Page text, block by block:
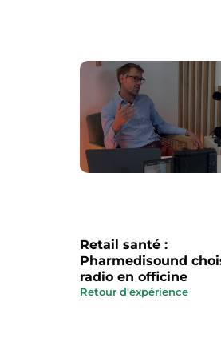
Retail santé :
Pharmedisound
radio en officine
Retour d'expérience